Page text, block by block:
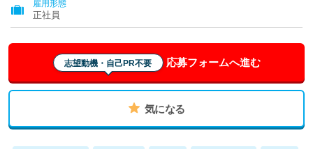
雇用形態
正社員
志望動機・自己PR不要 応募フォームへ進む
気になる